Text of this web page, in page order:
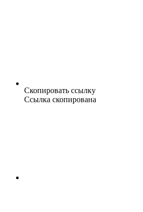
Скопировать ссылку
Ссылка скопирована